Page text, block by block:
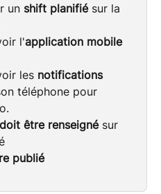
un shift planifié sur la
l'application mobile
les notifications
téléphone pour
être renseigné sur
publié